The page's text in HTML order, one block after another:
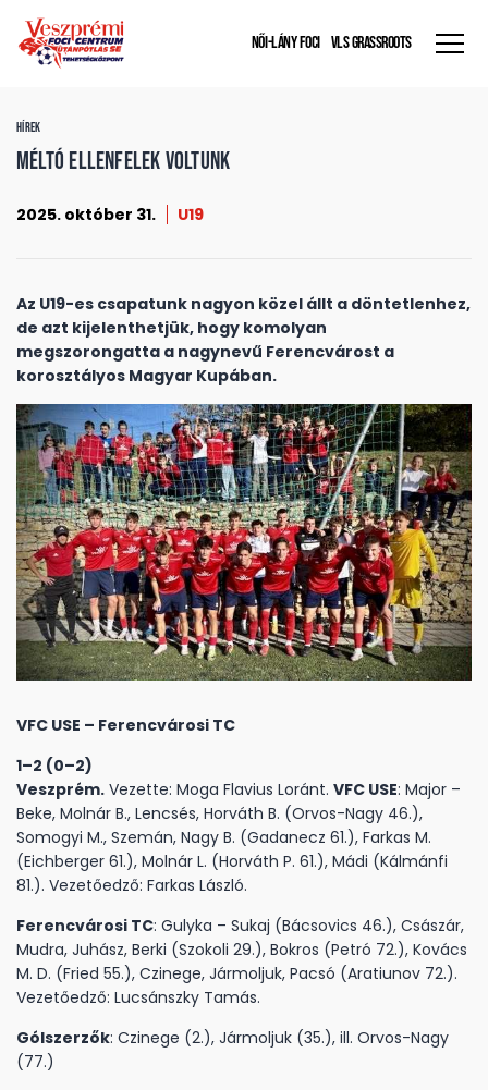
NŐI-LÁNY FOCI VLS GRASSROOTS
HÍREK
Méltó ellenfelek voltunk
2025. október 31. U19
Az U19-es csapatunk nagyon közel állt a döntetlenhez,
de azt kijelenthetjük, hogy komolyan
megszorongatta a nagynevű Ferencvárost a
korosztályos Magyar Kupában.
VFC USE – Ferencvárosi TC
1–2 (0–2)
Veszprém. Vezette: Moga Flavius Loránt. VFC USE: Major –
Beke, Molnár B., Lencsés, Horváth B. (Orvos-Nagy 46.),
Somogyi M., Szemán, Nagy B. (Gadanecz 61.), Farkas M.
(Eichberger 61.), Molnár L. (Horváth P. 61.), Mádi (Kálmánfi
81.). Vezetőedző: Farkas László.
Ferencvárosi TC: Gulyka – Sukaj (Bácsovics 46.), Császár,
Mudra, Juhász, Berki (Szokoli 29.), Bokros (Petró 72.), Kovács
M. D. (Fried 55.), Czinege, Jármoljuk, Pacsó (Aratiunov 72.).
Vezetőedző: Lucsánszky Tamás.
Gólszerzők: Czinege (2.), Jármoljuk (35.), ill. Orvos-Nagy
(77.)